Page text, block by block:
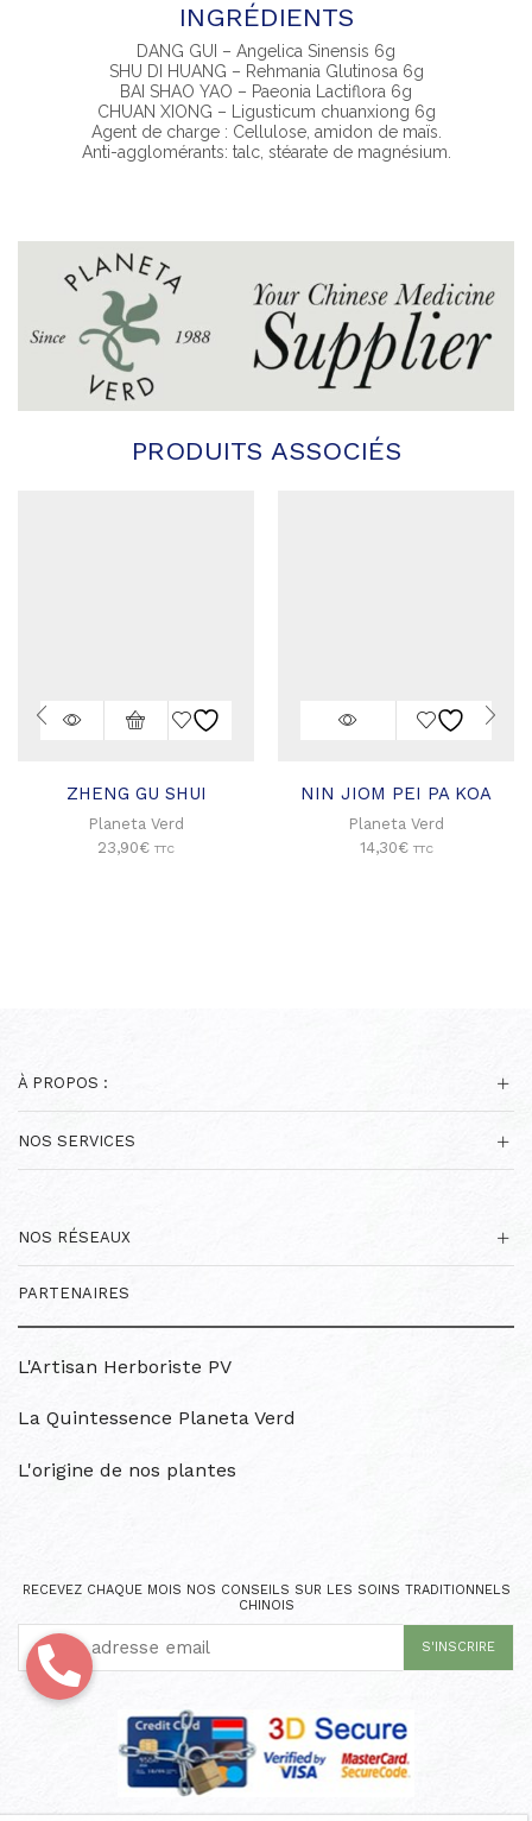
INGRÉDIENTS
DANG GUI – Angelica Sinensis 6g
SHU DI HUANG – Rehmania Glutinosa 6g
BAI SHAO YAO – Paeonia Lactiflora 6g
CHUAN XIONG – Ligusticum chuanxiong 6g
Agent de charge : Cellulose, amidon de maïs.
Anti-agglomérants: talc, stéarate de magnésium.
PRODUITS ASSOCIÉS
ZHENG GU SHUI
Planeta Verd
23,90€ TTC
NIN JIOM PEI PA KOA
Planeta Verd
14,30€ TTC
À PROPOS :
NOS SERVICES
NOS RÉSEAUX
PARTENAIRES
L'Artisan Herboriste PV
La Quintessence Planeta Verd
L'origine de nos plantes
RECEVEZ CHAQUE MOIS NOS CONSEILS SUR LES SOINS TRADITIONNELS
CHINOIS